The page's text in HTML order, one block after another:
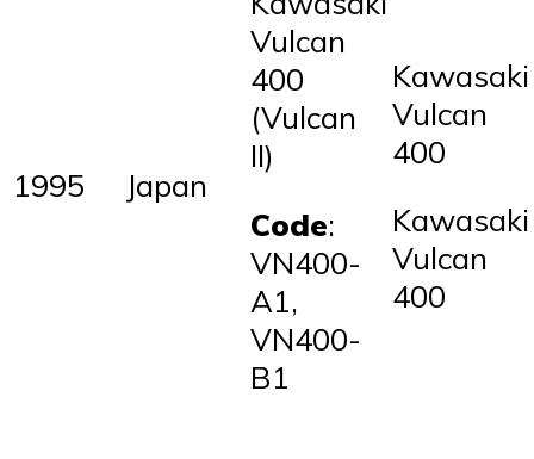
1995 Japan
Vulcan
400
(Vulcan
II)
Code:
VN400-
A1,
VN400-
B1
Kawasaki
Vulcan
400
Kawasaki
Vulcan
400